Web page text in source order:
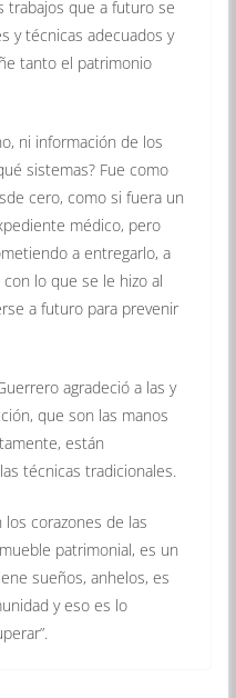
trabajos que a futuro se
y técnicas adecuados y
tanto el patrimonio
ni información de los
sistemas? Fue como
cero, como si fuera un
médico, pero
a entregarlo, a
lo que se le hizo al
a futuro para prevenir
agradeció a las y
que son las manos
están
técnicas tradicionales.
corazones de las
patrimonial, es un
sueños, anhelos, es
y eso es lo